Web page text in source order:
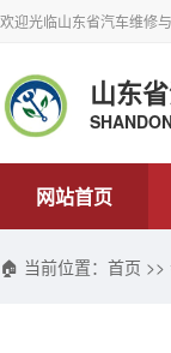
欢迎光临山东省汽车维修
山东
网站首页
🏠 当前位置： 首页 >>